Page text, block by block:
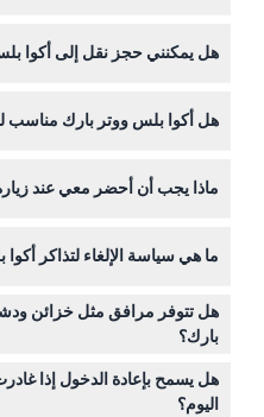
18:00 طوال الموسم. (قد
هل يمكنني حجز نقل إلى أكوا
المجاورة مع تذكرة دخول
هل أكوا بلس ووتر بارك مناسب
من عمر 0-12 برفقة
على مناطق مخصصة للأطفال
صغيرة.
ماذا يجب أن أحضر معي عند
يتطلب ارتداء ملابس سباحة
ما هي سياسة الإلغاء لتذاكر
يمكنك إلغاء الحجز واسترداد
24 ساعة على الأقل من بدء
القاسية أو الأحداث غير
استرداد المبلغ كاملاً.
هل تتوفر مرافق مثل خزائن
بارك؟
نعم، تتوفر خزائن للتخزين
سؤال الموظفين عن الأسعار
هل يسمح بإعادة الدخول إذا
اليوم؟